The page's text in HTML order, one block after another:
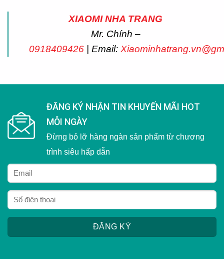
XIAOMI NHA TRANG
Mr. Chính –
0918409426 | Email:
ĐĂNG KÝ NHẬN TIN KHUYẾN MÃI HOT
MỖI NGÀY
Đừng bỏ lỡ hàng ngàn sản phẩm từ chương
trình siêu hấp dẫn